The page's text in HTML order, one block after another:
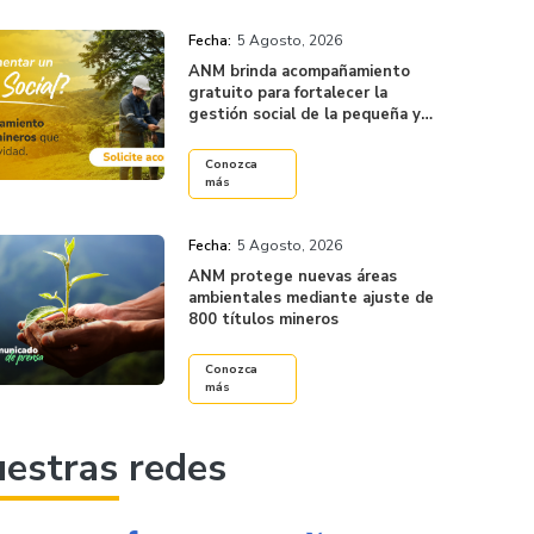
Fecha: 5 Agosto, 2026
ANM brinda acompañamiento
gratuito para fortalecer la
gestión social de la pequeña y
Conozca
más
Fecha: 5 Agosto, 2026
ANM protege nuevas áreas
ambientales mediante ajuste de
800 títulos mineros
Conozca
más
redes